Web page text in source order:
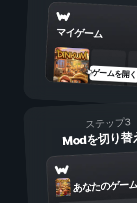
マイゲーム
ゲームを開く
ステップ3
Modを切り替
あなたのゲー